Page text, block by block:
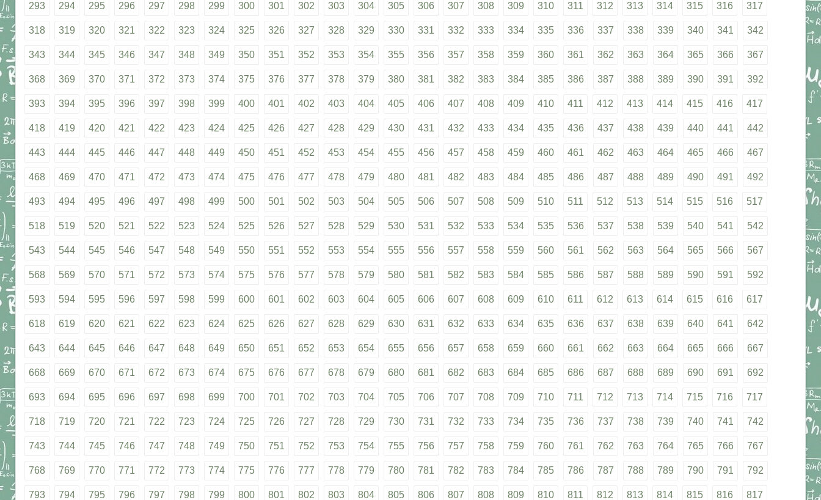
293 294 295 296 297 298 299 300 301 302 303 304 305 306 307 308 309 310 311 312 313 314 315 316 317
318 319 320 321 322 323 324 325 326 327 328 329 330 331 332 333 334 335 336 337 338 339 340 341 342
343 344 345 346 347 348 349 350 351 352 353 354 355 356 357 358 359 360 361 362 363 364 365 366 367
368 369 370 371 372 373 374 375 376 377 378 379 380 381 382 383 384 385 386 387 388 389 390 391 392
393 394 395 396 397 398 399 400 401 402 403 404 405 406 407 408 409 410 411 412 413 414 415 416 417
418 419 420 421 422 423 424 425 426 427 428 429 430 431 432 433 434 435 436 437 438 439 440 441 442
443 444 445 446 447 448 449 450 451 452 453 454 455 456 457 458 459 460 461 462 463 464 465 466 467
468 469 470 471 472 473 474 475 476 477 478 479 480 481 482 483 484 485 486 487 488 489 490 491 492
493 494 495 496 497 498 499 500 501 502 503 504 505 506 507 508 509 510 511 512 513 514 515 516 517
518 519 520 521 522 523 524 525 526 527 528 529 530 531 532 533 534 535 536 537 538 539 540 541 542
543 544 545 546 547 548 549 550 551 552 553 554 555 556 557 558 559 560 561 562 563 564 565 566 567
568 569 570 571 572 573 574 575 576 577 578 579 580 581 582 583 584 585 586 587 588 589 590 591 592
593 594 595 596 597 598 599 600 601 602 603 604 605 606 607 608 609 610 611 612 613 614 615 616 617
618 619 620 621 622 623 624 625 626 627 628 629 630 631 632 633 634 635 636 637 638 639 640 641 642
643 644 645 646 647 648 649 650 651 652 653 654 655 656 657 658 659 660 661 662 663 664 665 666 667
668 669 670 671 672 673 674 675 676 677 678 679 680 681 682 683 684 685 686 687 688 689 690 691 692
693 694 695 696 697 698 699 700 701 702 703 704 705 706 707 708 709 710 711 712 713 714 715 716 717
718 719 720 721 722 723 724 725 726 727 728 729 730 731 732 733 734 735 736 737 738 739 740 741 742
743 744 745 746 747 748 749 750 751 752 753 754 755 756 757 758 759 760 761 762 763 764 765 766 767
768 769 770 771 772 773 774 775 776 777 778 779 780 781 782 783 784 785 786 787 788 789 790 791 792
793 794 795 796 797 798 799 800 801 802 803 804 805 806 807 808 809 810 811 812 813 814 815 816 817